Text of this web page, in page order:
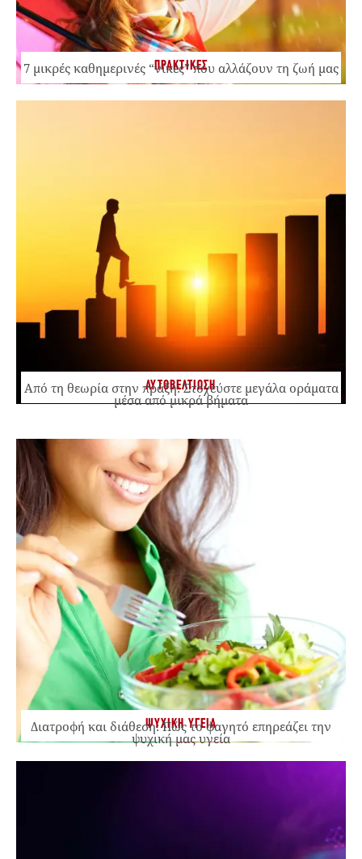
ΠΡΑΚΤΙΚΕΣ
7 μικρές καθημερινές “νίκες” που αλλάζουν τη ζωή μας
ΑΥΤΟΒΕΛΤΙΩΣΗ
Από τη θεωρία στην πράξη: Στοχεύστε μεγάλα οράματα
μέσα από μικρά βήματα
ΨΥΧΙΚΗ ΥΓΕΙΑ
Διατροφή και διάθεση: Πώς το φαγητό επηρεάζει την
ψυχική μας υγεία